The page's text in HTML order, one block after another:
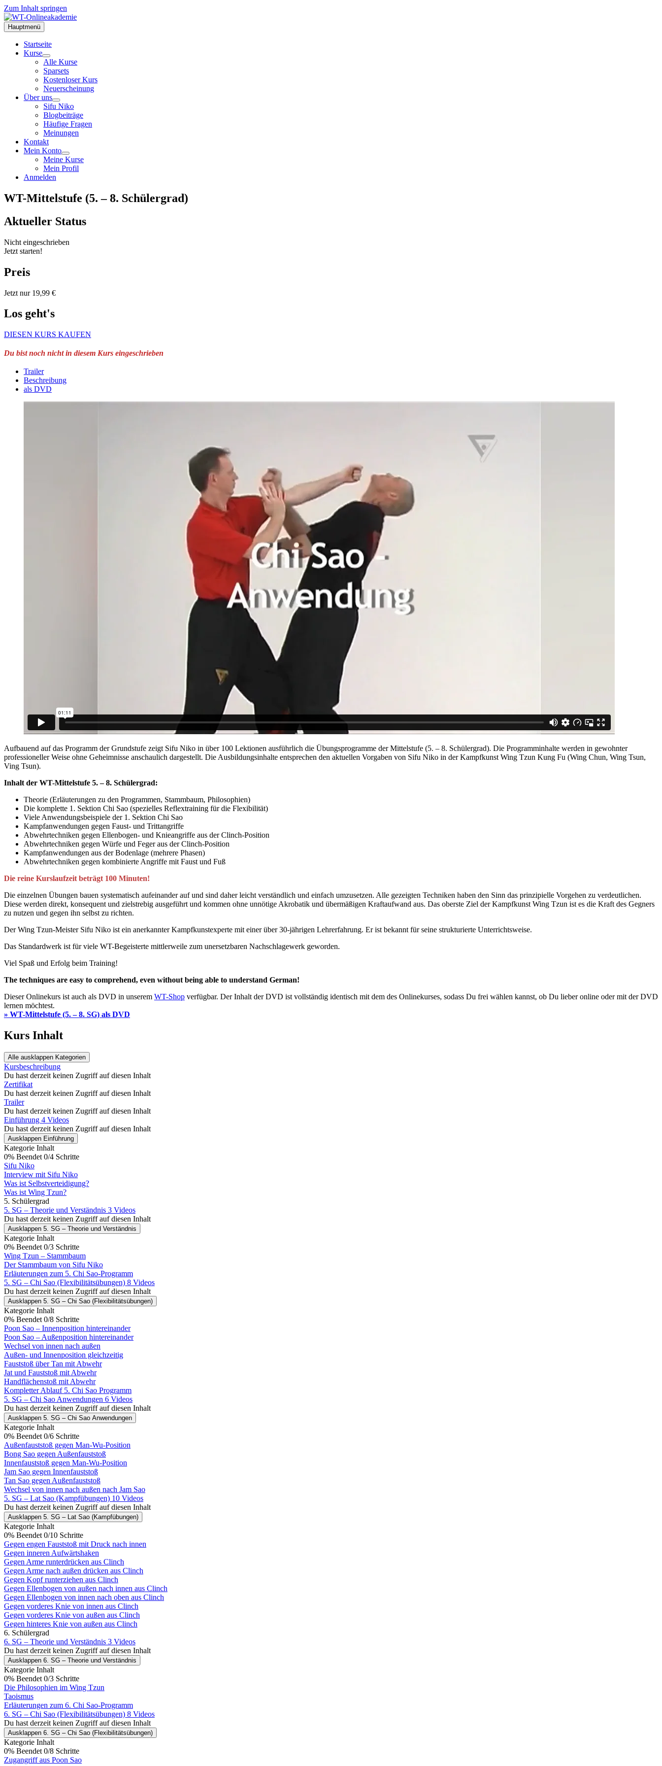
Zum Inhalt springen
Hauptmenü
Startseite
Kurse
Alle Kurse
Sparsets
Kostenloser Kurs
Neuerscheinung
Über uns
Sifu Niko
Blogbeiträge
Häufige Fragen
Meinungen
Kontakt
Mein Konto
Meine Kurse
Mein Profil
Anmelden
WT-Mittelstufe (5. – 8. Schülergrad)
Aktueller Status
Nicht eingeschrieben
Jetzt starten!
Preis
Jetzt nur 19,99 €
Los geht's
DIESEN KURS KAUFEN
Du bist noch nicht in diesem Kurs eingeschrieben
Trailer
Beschreibung
als DVD
Aufbauend auf das Programm der Grundstufe zeigt Sifu Niko in über 100 Lektionen ausführlich die Übungsprogramme der Mittelstufe (5. – 8. Schülergrad). Die Programminhalte werden in gewohnter
professioneller Weise ohne Geheimnisse anschaulich dargestellt. Die Ausbildungsinhalte entsprechen den aktuellen Vorgaben von Sifu Niko in der Kampfkunst Wing Tzun Kung Fu (Wing Chun, Wing Tsun,
Ving Tsun).
Inhalt der WT-Mittelstufe 5. – 8. Schülergrad:
Theorie (Erläuterungen zu den Programmen, Stammbaum, Philosophien)
Die komplette 1. Sektion Chi Sao (spezielles Reflextraining für die Flexibilität)
Viele Anwendungsbeispiele der 1. Sektion Chi Sao
Kampfanwendungen gegen Faust- und Trittangriffe
Abwehrtechniken gegen Ellenbogen- und Knieangriffe aus der Clinch-Position
Abwehrtechniken gegen Würfe und Feger aus der Clinch-Position
Kampfanwendungen aus der Bodenlage (mehrere Phasen)
Abwehrtechniken gegen kombinierte Angriffe mit Faust und Fuß
Die reine Kurslaufzeit beträgt 100 Minuten!
Die einzelnen Übungen bauen systematisch aufeinander auf und sind daher leicht verständlich und einfach umzusetzen. Alle gezeigten Techniken haben den Sinn das prinzipielle Vorgehen zu verdeutlichen.
Diese werden direkt, konsequent und zielstrebig ausgeführt und kommen ohne unnötige Akrobatik und übermäßigen Kraftaufwand aus. Das oberste Ziel der Kampfkunst Wing Tzun ist es die Kraft des Gegners
zu nutzen und gegen ihn selbst zu richten.
Der Wing Tzun-Meister Sifu Niko ist ein anerkannter Kampfkunstexperte mit einer über 30-jährigen Lehrerfahrung. Er ist bekannt für seine strukturierte Unterrichtsweise.
Das Standardwerk ist für viele WT-Begeisterte mittlerweile zum unersetzbaren Nachschlagewerk geworden.
Viel Spaß und Erfolg beim Training!
The techniques are easy to comprehend, even without being able to understand German!
Dieser Onlinekurs ist auch als DVD in unserem WT-Shop verfügbar. Der Inhalt der DVD ist vollständig identisch mit dem des Onlinekurses, sodass Du frei wählen kannst, ob Du lieber online oder mit der DVD
lernen möchtest.
» WT-Mittelstufe (5. – 8. SG) als DVD
Kurs Inhalt
Alle ausklappen Kategorien
Kursbeschreibung
Du hast derzeit keinen Zugriff auf diesen Inhalt
Zertifikat
Du hast derzeit keinen Zugriff auf diesen Inhalt
Trailer
Du hast derzeit keinen Zugriff auf diesen Inhalt
Einführung 4 Videos
Du hast derzeit keinen Zugriff auf diesen Inhalt
Ausklappen Einführung
Kategorie Inhalt
0% Beendet 0/4 Schritte
Sifu Niko
Interview mit Sifu Niko
Was ist Selbstverteidigung?
Was ist Wing Tzun?
5. Schülergrad
5. SG – Theorie und Verständnis 3 Videos
Du hast derzeit keinen Zugriff auf diesen Inhalt
Ausklappen 5. SG – Theorie und Verständnis
Kategorie Inhalt
0% Beendet 0/3 Schritte
Wing Tzun – Stammbaum
Der Stammbaum von Sifu Niko
Erläuterungen zum 5. Chi Sao-Programm
5. SG – Chi Sao (Flexibilitätsübungen) 8 Videos
Du hast derzeit keinen Zugriff auf diesen Inhalt
Ausklappen 5. SG – Chi Sao (Flexibilitätsübungen)
Kategorie Inhalt
0% Beendet 0/8 Schritte
Poon Sao – Innenposition hintereinander
Poon Sao – Außenposition hintereinander
Wechsel von innen nach außen
Außen- und Innenposition gleichzeitig
Fauststoß über Tan mit Abwehr
Jat und Fauststoß mit Abwehr
Handflächenstoß mit Abwehr
Kompletter Ablauf 5. Chi Sao Programm
5. SG – Chi Sao Anwendungen 6 Videos
Du hast derzeit keinen Zugriff auf diesen Inhalt
Ausklappen 5. SG – Chi Sao Anwendungen
Kategorie Inhalt
0% Beendet 0/6 Schritte
Außenfauststoß gegen Man-Wu-Position
Bong Sao gegen Außenfauststoß
Innenfauststoß gegen Man-Wu-Position
Jam Sao gegen Innenfauststoß
Tan Sao gegen Außenfauststoß
Wechsel von innen nach außen nach Jam Sao
5. SG – Lat Sao (Kampfübungen) 10 Videos
Du hast derzeit keinen Zugriff auf diesen Inhalt
Ausklappen 5. SG – Lat Sao (Kampfübungen)
Kategorie Inhalt
0% Beendet 0/10 Schritte
Gegen engen Fauststoß mit Druck nach innen
Gegen inneren Aufwärtshaken
Gegen Arme runterdrücken aus Clinch
Gegen Arme nach außen drücken aus Clinch
Gegen Kopf runterziehen aus Clinch
Gegen Ellenbogen von außen nach innen aus Clinch
Gegen Ellenbogen von innen nach oben aus Clinch
Gegen vorderes Knie von innen aus Clinch
Gegen vorderes Knie von außen aus Clinch
Gegen hinteres Knie von außen aus Clinch
6. Schülergrad
6. SG – Theorie und Verständnis 3 Videos
Du hast derzeit keinen Zugriff auf diesen Inhalt
Ausklappen 6. SG – Theorie und Verständnis
Kategorie Inhalt
0% Beendet 0/3 Schritte
Die Philosophien im Wing Tzun
Taoismus
Erläuterungen zum 6. Chi Sao-Programm
6. SG – Chi Sao (Flexibilitätsübungen) 8 Videos
Du hast derzeit keinen Zugriff auf diesen Inhalt
Ausklappen 6. SG – Chi Sao (Flexibilitätsübungen)
Kategorie Inhalt
0% Beendet 0/8 Schritte
Zugangriff aus Poon Sao